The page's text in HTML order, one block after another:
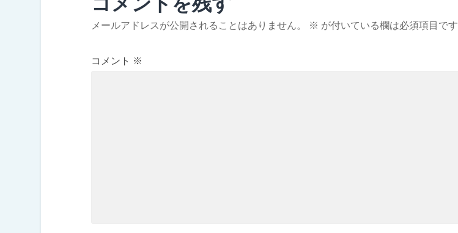
メールアドレスが公開されることはありません。 ※ が付いている欄は必須項目です
コメント ※